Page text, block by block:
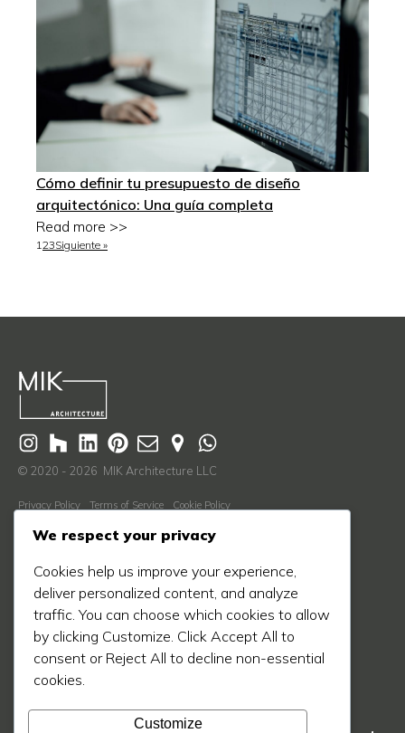
Cómo definir tu presupuesto de diseño
arquitectónico: Una guía completa
Read more >>
123Siguiente »
© 2020 - 2026 MIK Architecture LLC
Privacy Policy Terms of Service Cookie Policy
Descubre Más
Proceso
Blog
Proyectos
Prensa
We respect your privacy
Cookies help us improve your experience,
deliver personalized content, and analyze
traffic. You can choose which cookies to allow
by clicking Customize. Click Accept All to
consent or Reject All to decline non-essential
cookies.
Customize